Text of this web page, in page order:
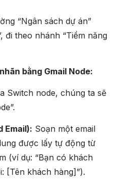
“Ngân sách dự án”
đi theo nhánh “Tiềm năng
bằng Gmail Node:
Switch node, chúng ta sẽ
Email): Soạn một email
được lấy tự động từ
(ví dụ: “Bạn có khách
[Tên khách hàng]”).